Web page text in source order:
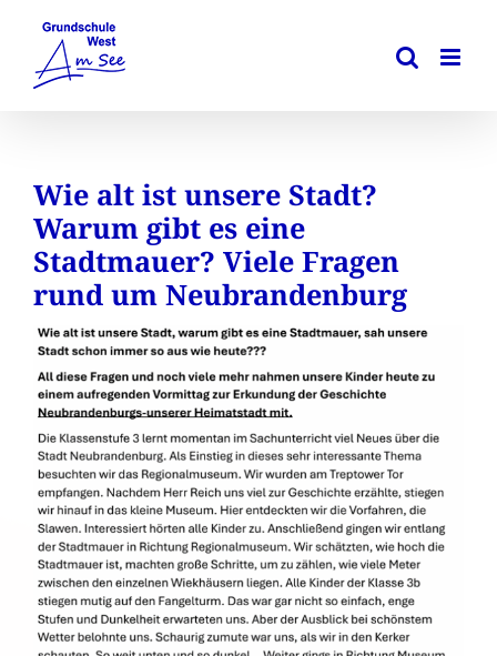
springen
Wie alt ist unsere Stadt?
Warum gibt es eine
Stadtmauer? Viele Fragen
rund um Neubrandenburg
Zeige
grösseres
Bild